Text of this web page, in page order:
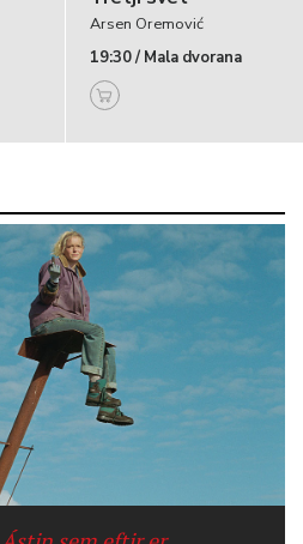
Arsen Oremović
19:30 / Mala dvorana